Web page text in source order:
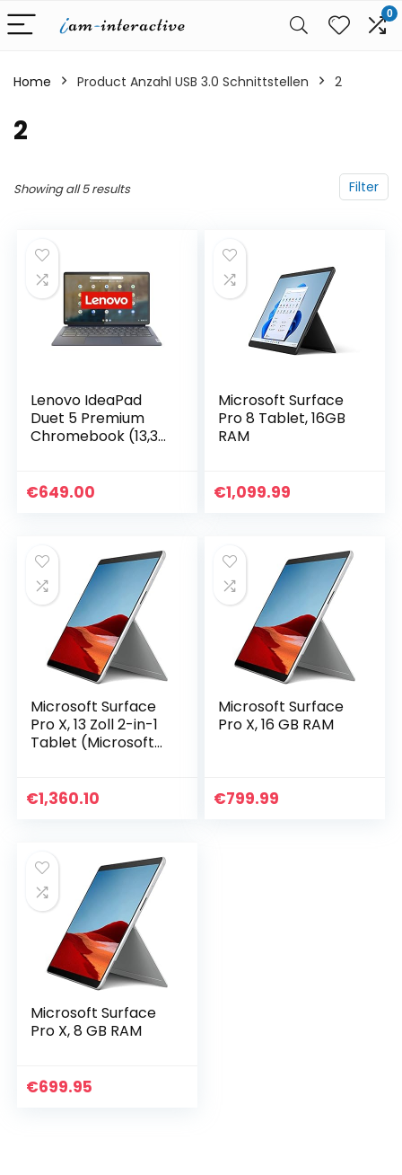
0
Home Product Anzahl USB 3.0 Schnittstellen ‎2
‎2
Filter
Showing all 5 results
Lenovo IdeaPad
Duet 5 Premium
Chromebook (13,3
2-in-1 Tablet,
€649.00
Microsoft Surface
Pro 8 Tablet, 16GB
RAM
€1,099.99
Microsoft Surface
Pro X, 13 Zoll 2-in-1
Tablet (Microsoft
Home)
€1,360.10
Microsoft Surface
Pro X, 16 GB RAM
€799.99
Microsoft Surface
Pro X, 8 GB RAM
€699.95